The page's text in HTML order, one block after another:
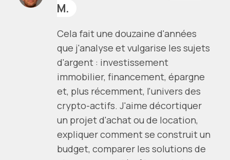
M.
Cela fait une douzaine d'années
que j'analyse et vulgarise les sujets
d'argent : investissement
immobilier, financement, épargne
et, plus récemment, l'univers des
crypto-actifs. J'aime décortiquer
un projet d'achat ou de location,
expliquer comment se construit un
budget, comparer les solutions de